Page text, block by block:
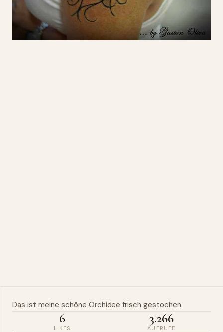
Das ist meine schöne Orchidee frisch gestochen.
6
LIKES
3.266
AUFRUFE